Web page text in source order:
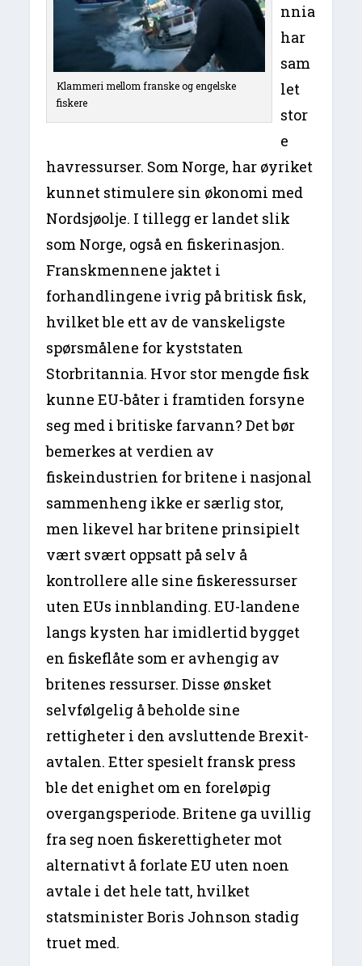
Klammeri mellom franske og engelske
fiskere
nnia
har
sam
let
stor
e
havressurser. Som Norge, har øyriket
kunnet stimulere sin økonomi med
Nordsjøolje. I tillegg er landet slik
som Norge, også en fiskerinasjon.
Franskmennene jaktet i
forhandlingene ivrig på britisk fisk,
hvilket ble ett av de vanskeligste
spørsmålene for kyststaten
Storbritannia. Hvor stor mengde fisk
kunne EU-båter i framtiden forsyne
seg med i britiske farvann? Det bør
bemerkes at verdien av
fiskeindustrien for britene i nasjonal
sammenheng ikke er særlig stor,
men likevel har britene prinsipielt
vært svært oppsatt på selv å
kontrollere alle sine fiskeressurser
uten EUs innblanding. EU-landene
langs kysten har imidlertid bygget
en fiskeflåte som er avhengig av
britenes ressurser. Disse ønsket
selvfølgelig å beholde sine
rettigheter i den avsluttende Brexit-
avtalen. Etter spesielt fransk press
ble det enighet om en foreløpig
overgangsperiode. Britene ga uvillig
fra seg noen fiskerettigheter mot
alternativt å forlate EU uten noen
avtale i det hele tatt, hvilket
statsminister Boris Johnson stadig
truet med.